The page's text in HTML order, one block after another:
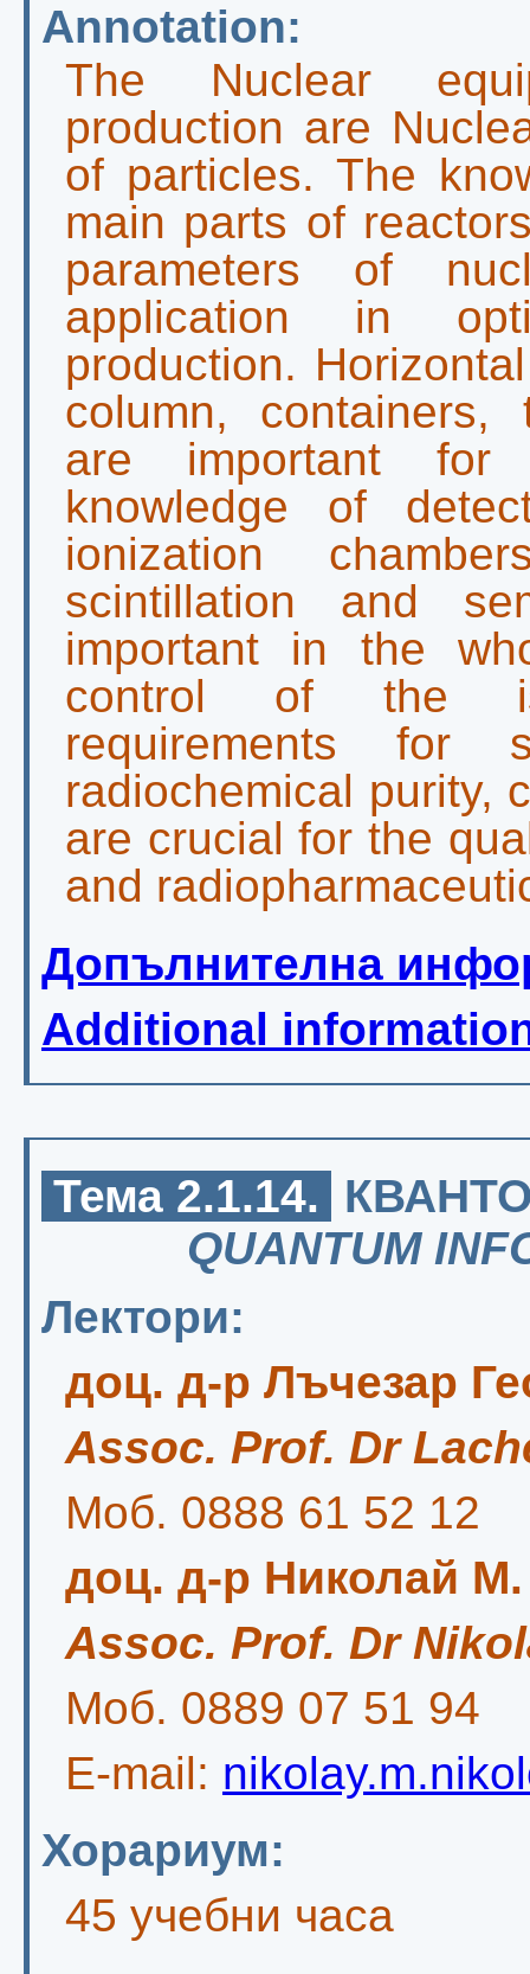
Annotation:
The Nuclear
production are
of particles. The
main parts of
parameters of
application in
production.
column, containers,
are important for
knowledge of
ionization
scintillation and
important in the
control of the
requirements for
radiochemical purity,
are crucial for the
and
Допълнителна
Additional
Тема 2.1.14.
QUANTUM
Лектори:
доц. д-р Лъчезар
Assoc. Prof. Dr
Моб. 0888 61 52 12
доц. д-р Николай
Assoc. Prof. Dr
Моб. 0889 07 51 94
E-mail:
Хорариум:
45 учебни часа